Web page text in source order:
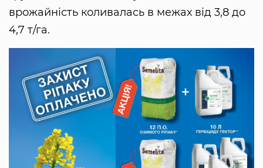
врожайність коливалась в межах від 3,8 до
4,7 т/га.